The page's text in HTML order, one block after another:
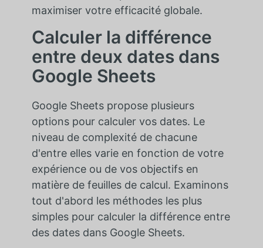
maximiser votre efficacité globale.
Calculer la différence
entre deux dates dans
Google Sheets
Google Sheets propose plusieurs
options pour calculer vos dates. Le
niveau de complexité de chacune
d'entre elles varie en fonction de votre
expérience ou de vos objectifs en
matière de feuilles de calcul. Examinons
tout d'abord les méthodes les plus
simples pour calculer la différence entre
des dates dans Google Sheets.